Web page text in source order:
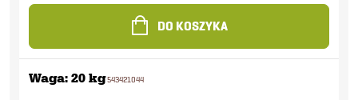
DO KOSZYKA
Waga: 20 kg543421044